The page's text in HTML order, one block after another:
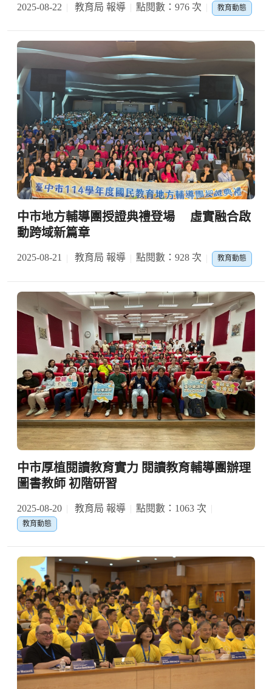
2025-08-22 教育局 報導 點閱數：976 次 教育動態
中市地方輔導團授證典禮登場 虛實融合啟
動跨域新篇章
2025-08-21 教育局 報導 點閱數：928 次 教育動態
中市厚植閱讀教育實力 閱讀教育輔導團辦理
圖書教師 初階研習
2025-08-20 教育局 報導 點閱數：1063 次
教育動態